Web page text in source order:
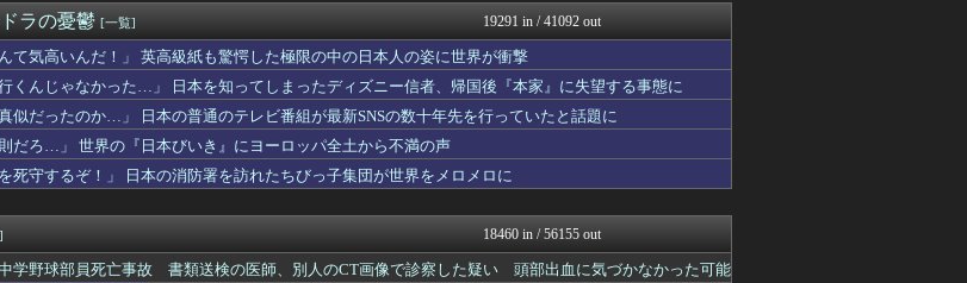
武がソフトバンクに逆転勝ちで2位浮上！連敗は3...
なんじぇいスタジアム＠なん...
w w
芸能人の気になる噂
水門を開き大規模放流開始か 下流の工場地帯...
おーるじゃんる
ルでした｣【乃木坂46】
坂道情報通～乃木坂46まと...
見せつけてしまうｗｗｗｗｗｗｗｗｗｗｗｗ
なんJミュージアム
女性､重篤な植物状態だが､意識は正常で何かを思考...
TBS、避難所に取材班が押し入ってプライバシーに...
U-1 NEWS.
帳を持ってた時、水が嫌いになり風呂に近寄らずあま...
奥様は鬼女-DQN返しまと...
一気に広がっている。何故なら…
奥様は鬼女-DQN返しまと...
全国で無料ツーショットイベント開催しまくるww...
動車に軽油を入れる…
サイ速
ラの憂鬱 [一覧] 19291 in / 41092 out
て気高いんだ！」 英高級紙も驚愕した極限の中の日本人の姿に世界が衝撃
くんじゃなかった…」 日本を知ってしまったディズニー信者、帰国後『本家』に失望する事態に
似だったのか…」 日本の普通のテレビ番組が最新SNSの数十年先を行っていたと話題に
だろ…」 世界の『日本びいき』にヨーロッパ全土から不満の声
死守するぞ！」 日本の消防署を訪れたちびっ子集団が世界をメロメロに
18460 in / 56155 out
中学野球部員死亡事故 書類送検の医師、別人のCT画像で診察した疑い 頭部出血に気づかなかった可能